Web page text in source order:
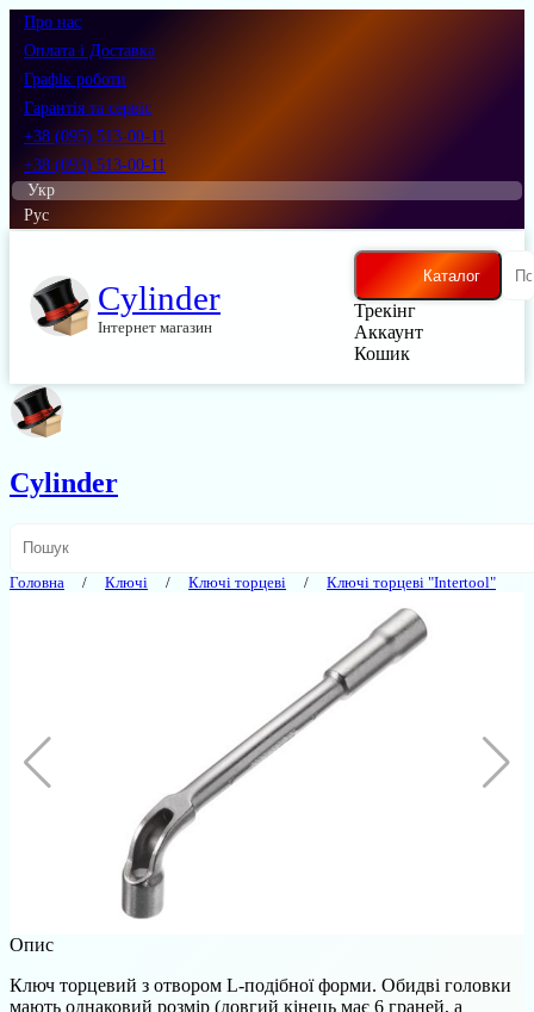
Про нас
Оплата і Доставка
Графік роботи
Гарантія та сервіс
+38 (095) 513-00-11
+38 (093) 513-00-11
Укр
Рус
Cylinder
Інтернет магазин
Каталог
Трекінг
Аккаунт
Кошик
Cylinder
Головна Ключі Ключі торцеві Ключі торцеві "Intertool"
Опис
Ключ торцевий з отвором L-подібної форми. Обидві головки
мають однаковий розмір (довгий кінець має 6 граней, а